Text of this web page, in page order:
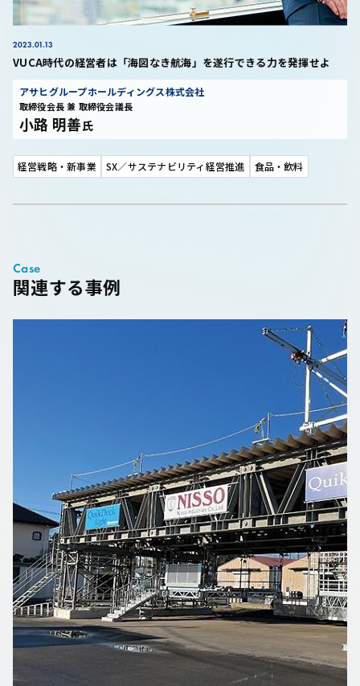
VUCA時代の経営者は「海図なき航海」を遂行できる力を発揮せよ
2023.01.13
アサヒグループホールディングス株式会社
取締役会長 兼 取締役会議長
小路 明善氏
経営戦略・新事業 SX／サステナビリティ経営推進 食品・飲料
関連する事例
Case